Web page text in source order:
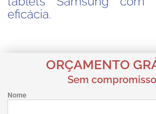
eficácia.
ORÇAMENTO
Sem compromisso
Nome